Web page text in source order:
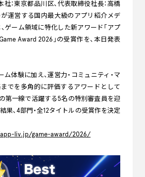
社：東京都品川区、代表取締役社長：高橋
が運営する国内最大級のアプリ紹介メデ
、ゲーム領域に特化した新アワード「アプ
Award 2026」の受賞作を、本日発表
ム体験に加え、運営力・コミュニティ・マ
でを多角的に評価するアワードとして
第一線で活躍する5名の特別審査員を迎
果、4部門・全12タイトルの受賞作を決定
liv.jp/game-award/2026/